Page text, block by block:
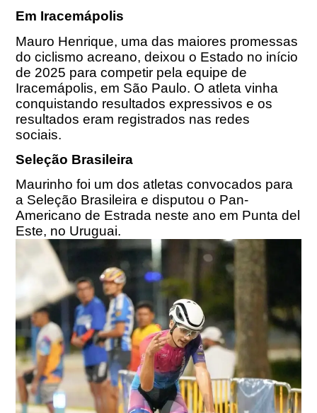
Em Iracemápolis
Mauro Henrique, uma das maiores promessas
do ciclismo acreano, deixou o Estado no início
de 2025 para competir pela equipe de
Iracemápolis, em São Paulo. O atleta vinha
conquistando resultados expressivos e os
resultados eram registrados nas redes
sociais.
Seleção Brasileira
Maurinho foi um dos atletas convocados para
a Seleção Brasileira e disputou o Pan-
Americano de Estrada neste ano em Punta del
Este, no Uruguai.